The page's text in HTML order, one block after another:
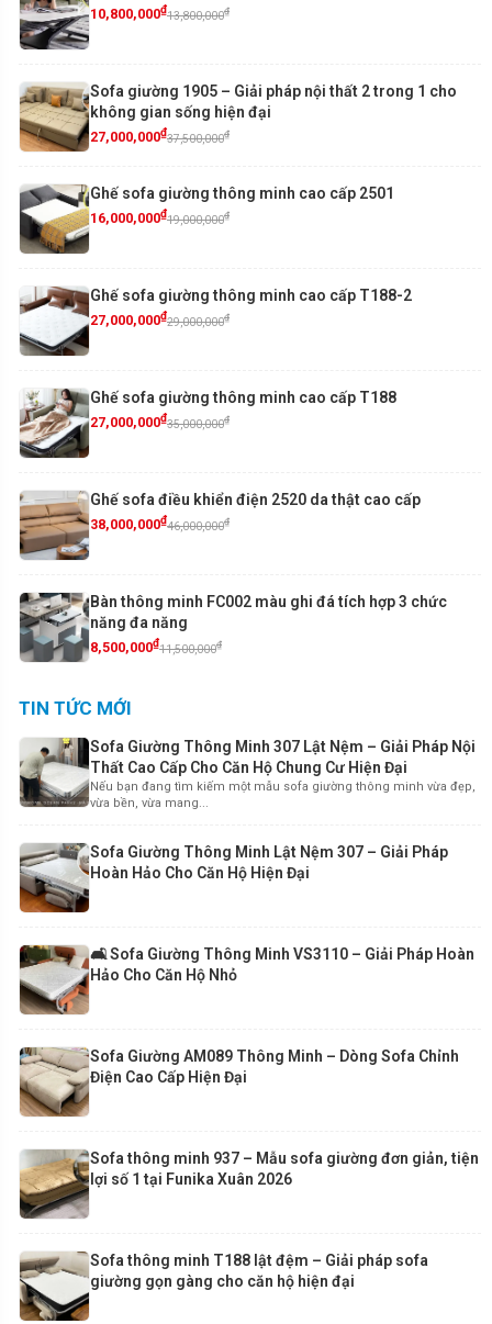
10,800,000₫13,800,000₫
Sofa giường 1905 – Giải pháp nội thất 2 trong 1 cho
không gian sống hiện đại
27,000,000₫37,500,000₫
Ghế sofa giường thông minh cao cấp 2501
16,000,000₫19,000,000₫
Ghế sofa giường thông minh cao cấp T188-2
27,000,000₫29,000,000₫
Ghế sofa giường thông minh cao cấp T188
27,000,000₫35,000,000₫
Ghế sofa điều khiển điện 2520 da thật cao cấp
38,000,000₫46,000,000₫
Bàn thông minh FC002 màu ghi đá tích hợp 3 chức
năng đa năng
8,500,000₫11,500,000₫
TIN TỨC MỚI
Sofa Giường Thông Minh 307 Lật Nệm – Giải Pháp Nội
Thất Cao Cấp Cho Căn Hộ Chung Cư Hiện Đại
Nếu bạn đang tìm kiếm một mẫu sofa giường thông minh vừa đẹp,
vừa bền, vừa mang...
Sofa Giường Thông Minh Lật Nệm 307 – Giải Pháp
Hoàn Hảo Cho Căn Hộ Hiện Đại
🛋️ Sofa Giường Thông Minh VS3110 – Giải Pháp Hoàn
Hảo Cho Căn Hộ Nhỏ
Sofa Giường AM089 Thông Minh – Dòng Sofa Chỉnh
Điện Cao Cấp Hiện Đại
Sofa thông minh 937 – Mẫu sofa giường đơn giản, tiện
lợi số 1 tại Funika Xuân 2026
Sofa thông minh T188 lật đệm – Giải pháp sofa
giường gọn gàng cho căn hộ hiện đại